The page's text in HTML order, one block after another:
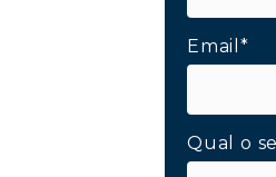
Email*
Qual o